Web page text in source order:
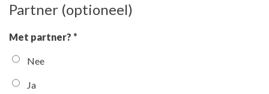
Partner (optioneel)
Met partner? *
Nee
Ja